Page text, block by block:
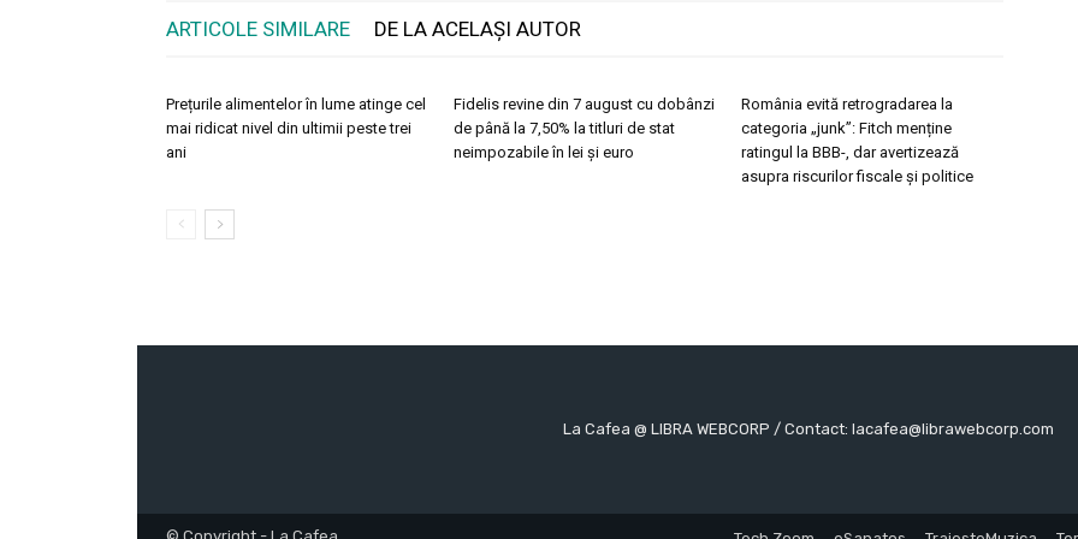
ARTICOLE SIMILARE DE LA ACELAȘI AUTOR
Prețurile alimentelor în lume atinge cel
mai ridicat nivel din ultimii peste trei
ani
Fidelis revine din 7 august cu dobânzi
de până la 7,50% la titluri de stat
neimpozabile în lei și euro
România evită retrogradarea la
categoria „junk”: Fitch menține
ratingul la BBB-, dar avertizează
asupra riscurilor fiscale și politice
La Cafea @ LIBRA WEBCORP / Contact: lacafea@librawebcorp.com